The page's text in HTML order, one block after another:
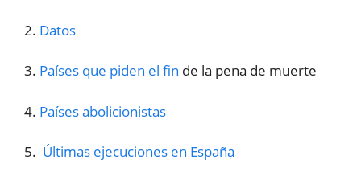
2. Datos
3. Países que piden el fin de la pena de muerte
4. Países abolicionistas
5. Últimas ejecuciones en España